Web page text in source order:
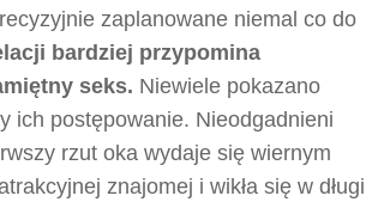
zaplanowane niemal co do
bardziej przypomina
seks. Niewiele pokazano
ich postępowanie. Nieodgadnieni
rzut oka wydaje się wiernym
znajomej i wikła się w długi